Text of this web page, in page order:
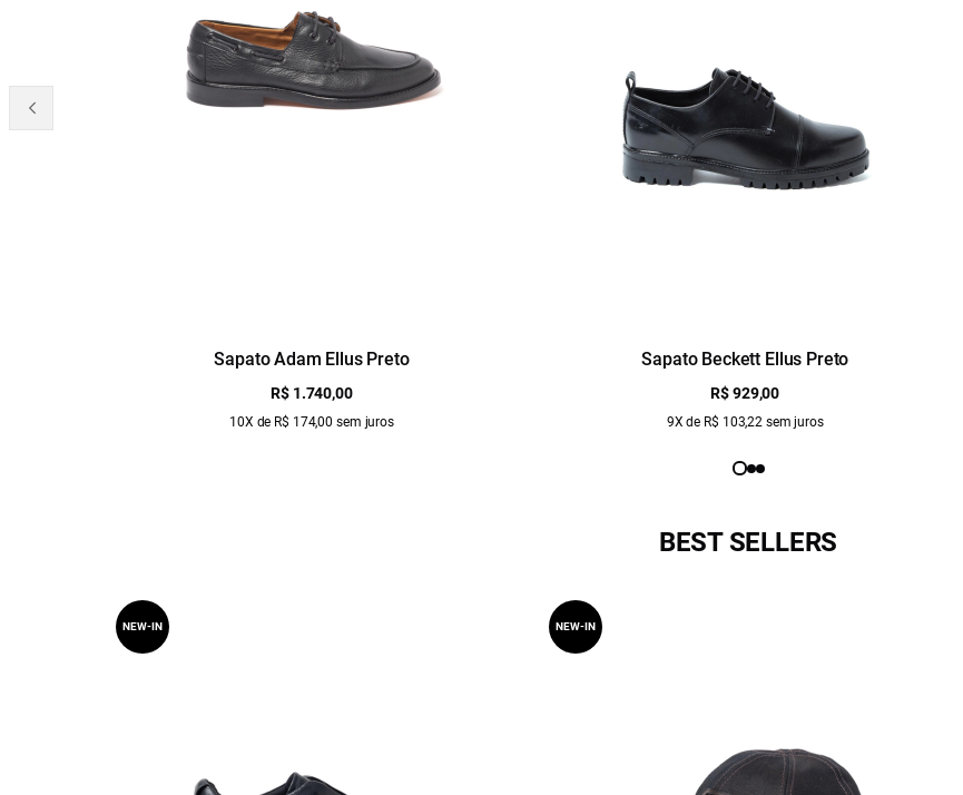
Sapato Adam Ellus Preto
R$ 1.740,00
10X de R$ 174,00 sem juros
Sapato Beckett Ellus Preto
R$ 929,00
9X de R$ 103,22 sem juros
BEST SELLERS
NEW-IN NEW-IN